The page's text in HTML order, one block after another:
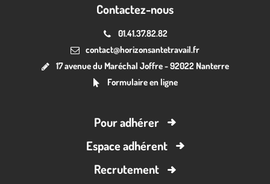
Contactez-nous
01.41.37.82.82
contact@horizonsantetravail.fr
17 avenue du Maréchal Joffre - 92022 Nanterre
Formulaire en ligne
Pour adhérer
Espace adhérent
Recrutement